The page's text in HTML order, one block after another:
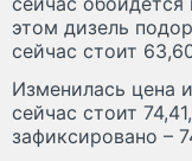
этом дизель
сейчас стоит
Изменилась цена
сейчас стоит
зафиксировано –